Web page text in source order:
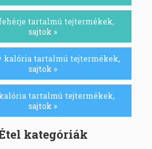
tartalmú tejtermékek,
sajtok »
kalória tartalmú tejtermékek,
sajtok »
tartalmú tejtermékek,
sajtok »
kategóriák